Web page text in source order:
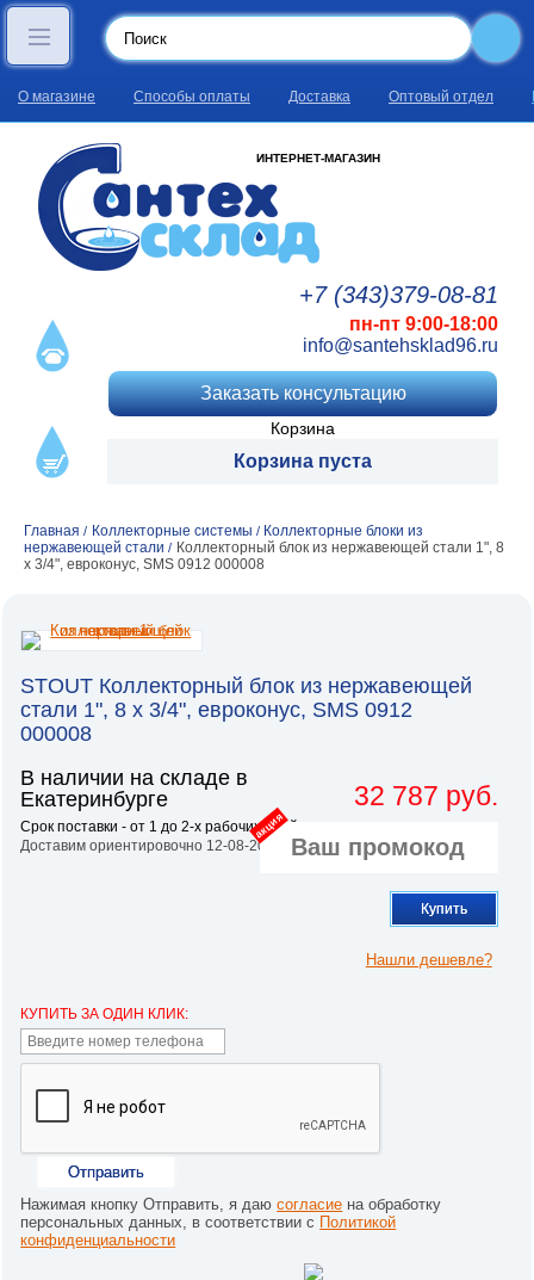
О магазине Способы оплаты Доставка Оптовый отдел
ИНТЕРНЕТ-МАГАЗИН
+7 (343)379-08-81
пн-пт 9:00-18:00
info@santehsklad96.ru
Заказать консультацию
Корзина
Корзина пуста
Главная / Коллекторные системы / Коллекторные блоки из
нержавеющей стали / Коллекторный блок из нержавеющей стали 1", 8
х 3/4", евроконус, SMS 0912 000008
STOUT Коллекторный блок из нержавеющей
стали 1", 8 х 3/4", евроконус, SMS 0912
000008
В наличии на складе в
Екатеринбурге
Срок поставки - от 1 до 2-х рабочих дней.
Доставим ориентировочно 12-08-2026
32 787 руб.
акция
Купить
Нашли дешевле?
КУПИТЬ ЗА ОДИН КЛИК:
Отправить
Нажимая кнопку Отправить, я даюсогласие на обработку
персональных данных, в соответствии с Политикой
конфиденциальности